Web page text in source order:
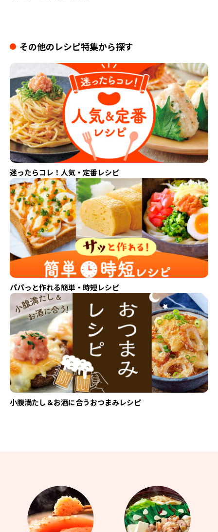
その他のレシピ特集から探す
迷ったらコレ！人気・定番レシピ
パパっと作れる簡単・時短レシピ
小腹満たし＆お酒に合うおつまみレシピ